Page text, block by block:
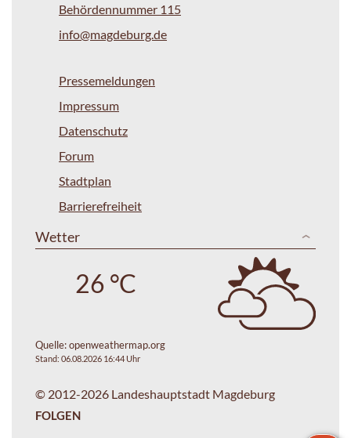
Behördennummer 115
info@magdeburg.de
Pressemeldungen
Impressum
Datenschutz
Forum
Stadtplan
Barrierefreiheit
Wetter
26 °C
Quelle:openweathermap.org
Stand: 06.08.2026 16:44 Uhr
© 2012-2026 Landeshauptstadt Magdeburg
FOLGEN